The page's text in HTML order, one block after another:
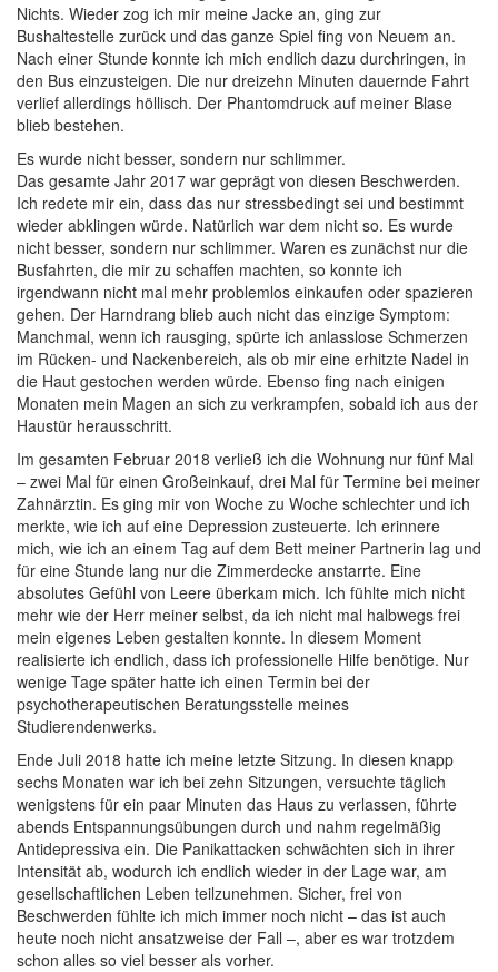
Nichts. Wieder zog ich mir meine Jacke an, ging zur
Bushaltestelle zurück und das ganze Spiel fing von Neuem an.
Nach einer Stunde konnte ich mich endlich dazu durchringen, in
den Bus einzusteigen. Die nur dreizehn Minuten dauernde Fahrt
verlief allerdings höllisch. Der Phantomdruck auf meiner Blase
blieb bestehen.
Es wurde nicht besser, sondern nur schlimmer.
Das gesamte Jahr 2017 war geprägt von diesen Beschwerden.
Ich redete mir ein, dass das nur stressbedingt sei und bestimmt
wieder abklingen würde. Natürlich war dem nicht so. Es wurde
nicht besser, sondern nur schlimmer. Waren es zunächst nur die
Busfahrten, die mir zu schaffen machten, so konnte ich
irgendwann nicht mal mehr problemlos einkaufen oder spazieren
gehen. Der Harndrang blieb auch nicht das einzige Symptom:
Manchmal, wenn ich rausging, spürte ich anlasslose Schmerzen
im Rücken- und Nackenbereich, als ob mir eine erhitzte Nadel in
die Haut gestochen werden würde. Ebenso fing nach einigen
Monaten mein Magen an sich zu verkrampfen, sobald ich aus der
Haustür herausschritt.
Im gesamten Februar 2018 verließ ich die Wohnung nur fünf Mal
– zwei Mal für einen Großeinkauf, drei Mal für Termine bei meiner
Zahnärztin. Es ging mir von Woche zu Woche schlechter und ich
merkte, wie ich auf eine Depression zusteuerte. Ich erinnere
mich, wie ich an einem Tag auf dem Bett meiner Partnerin lag und
für eine Stunde lang nur die Zimmerdecke anstarrte. Eine
absolutes Gefühl von Leere überkam mich. Ich fühlte mich nicht
mehr wie der Herr meiner selbst, da ich nicht mal halbwegs frei
mein eigenes Leben gestalten konnte. In diesem Moment
realisierte ich endlich, dass ich professionelle Hilfe benötige. Nur
wenige Tage später hatte ich einen Termin bei der
psychotherapeutischen Beratungsstelle meines
Studierendenwerks.
Ende Juli 2018 hatte ich meine letzte Sitzung. In diesen knapp
sechs Monaten war ich bei zehn Sitzungen, versuchte täglich
wenigstens für ein paar Minuten das Haus zu verlassen, führte
abends Entspannungsübungen durch und nahm regelmäßig
Antidepressiva ein. Die Panikattacken schwächten sich in ihrer
Intensität ab, wodurch ich endlich wieder in der Lage war, am
gesellschaftlichen Leben teilzunehmen. Sicher, frei von
Beschwerden fühlte ich mich immer noch nicht – das ist auch
heute noch nicht ansatzweise der Fall –, aber es war trotzdem
schon alles so viel besser als vorher.